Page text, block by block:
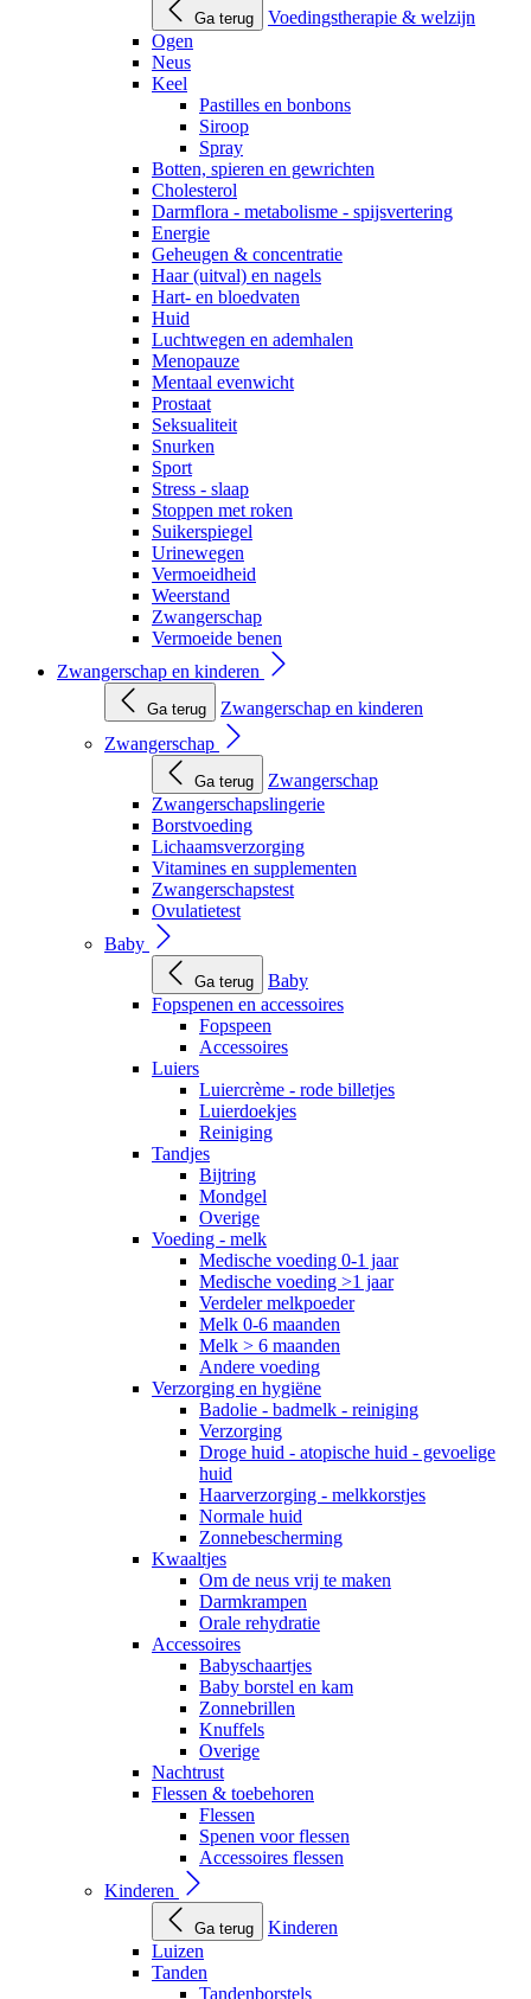
Ga terug
Voedingstherapie & welzijn
Ogen
Neus
Keel
Pastilles en bonbons
Siroop
Spray
Botten, spieren en gewrichten
Cholesterol
Darmflora - metabolisme - spijsvertering
Energie
Geheugen & concentratie
Haar (uitval) en nagels
Hart- en bloedvaten
Huid
Luchtwegen en ademhalen
Menopauze
Mentaal evenwicht
Prostaat
Seksualiteit
Snurken
Sport
Stress - slaap
Stoppen met roken
Suikerspiegel
Urinewegen
Vermoeidheid
Weerstand
Zwangerschap
Vermoeide benen
Zwangerschap en kinderen
Ga terug
Zwangerschap en kinderen
Zwangerschap
Ga terug
Zwangerschap
Zwangerschapslingerie
Borstvoeding
Lichaamsverzorging
Vitamines en supplementen
Zwangerschapstest
Ovulatietest
Baby
Ga terug
Baby
Fopspenen en accessoires
Fopspeen
Accessoires
Luiers
Luiercrème - rode billetjes
Luierdoekjes
Reiniging
Tandjes
Bijtring
Mondgel
Overige
Voeding - melk
Medische voeding 0-1 jaar
Medische voeding >1 jaar
Verdeler melkpoeder
Melk 0-6 maanden
Melk > 6 maanden
Andere voeding
Verzorging en hygiëne
Badolie - badmelk - reiniging
Verzorging
Droge huid - atopische huid - gevoelige
huid
Haarverzorging - melkkorstjes
Normale huid
Zonnebescherming
Kwaaltjes
Om de neus vrij te maken
Darmkrampen
Orale rehydratie
Accessoires
Babyschaartjes
Baby borstel en kam
Zonnebrillen
Knuffels
Overige
Nachtrust
Flessen & toebehoren
Flessen
Spenen voor flessen
Accessoires flessen
Kinderen
Ga terug
Kinderen
Luizen
Tanden
Tandenborstels